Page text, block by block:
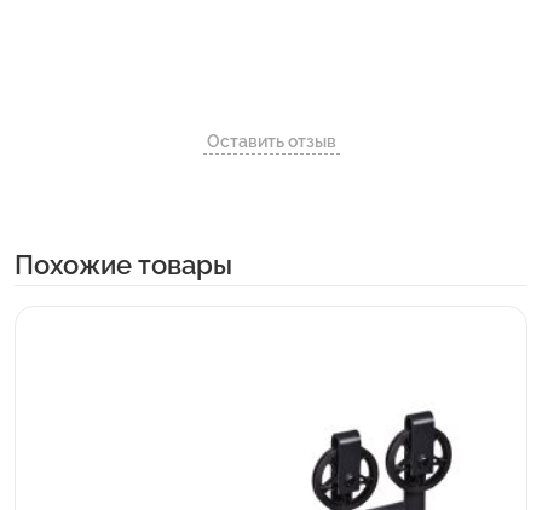
Оставить отзыв
Похожие товары